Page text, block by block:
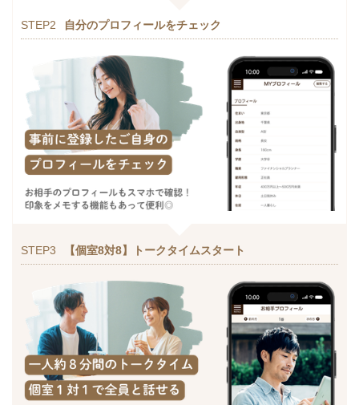
STEP2 自分のプロフィールをチェック
STEP3 【個室8対8】トークタイムスタート